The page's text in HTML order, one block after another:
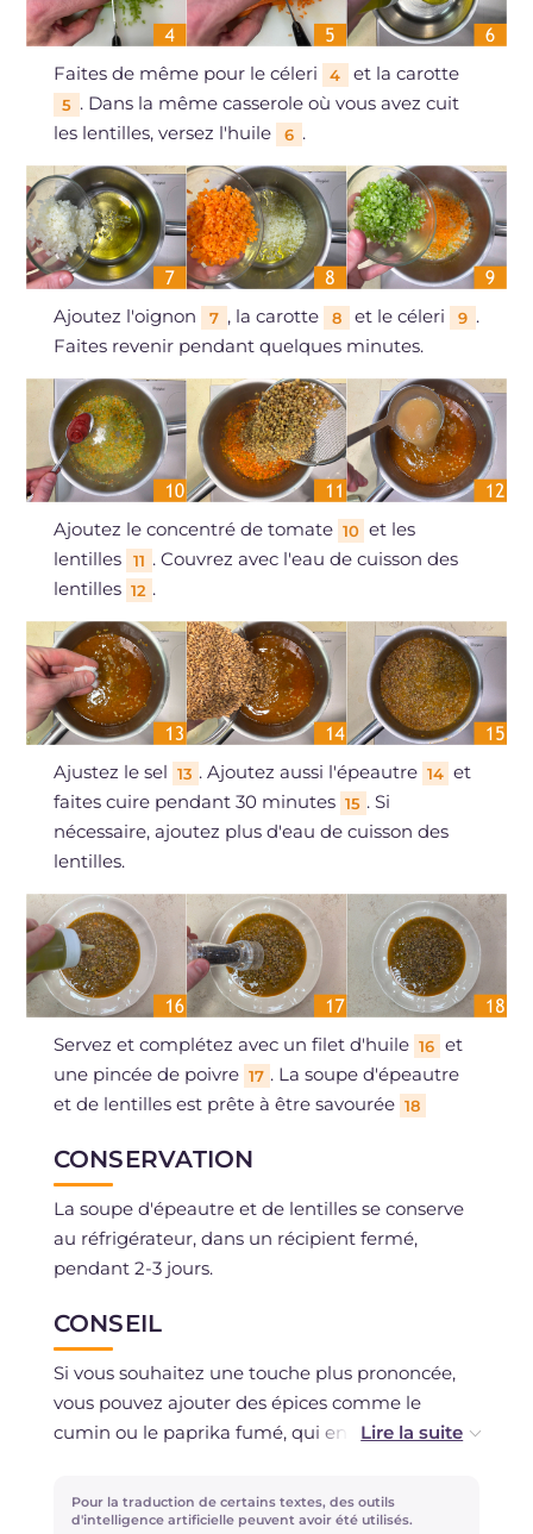
Faites de même pour le céleri 4 et la carotte
5 . Dans la même casserole où vous avez cuit
les lentilles, versez l'huile
6 .
Ajoutez l'oignon 7 , la carotte 8 et le céleri 9 .
Faites revenir pendant quelques minutes.
Ajoutez le concentré de tomate 10 et les
lentilles
11 . Couvrez avec l'eau de cuisson des
lentilles 12 .
Ajustez le sel 13 . Ajoutez aussi l'épeautre 14 et
faites cuire pendant 30 minutes 15 . Si
nécessaire, ajoutez plus d'eau de cuisson des
lentilles.
Servez et complétez avec un filet d'huile 16 et
une pincée de poivre 17 . La soupe d'épeautre
et de lentilles est prête à être savourée 18
CONSERVATION
La soupe d'épeautre et de lentilles se conserve
au réfrigérateur, dans un récipient fermé,
pendant 2-3 jours.
CONSEIL
Si vous souhaitez une touche plus prononcée,
vous pouvez ajouter des épices comme le
cumin ou le paprika fumé, qui enrichiront le
piquantes. Pour une version encore plus
substantielle, essayez de l'enrichir avec des
Pour la traduction de certains textes, des outils
d'intelligence artificielle peuvent avoir été utilisés.